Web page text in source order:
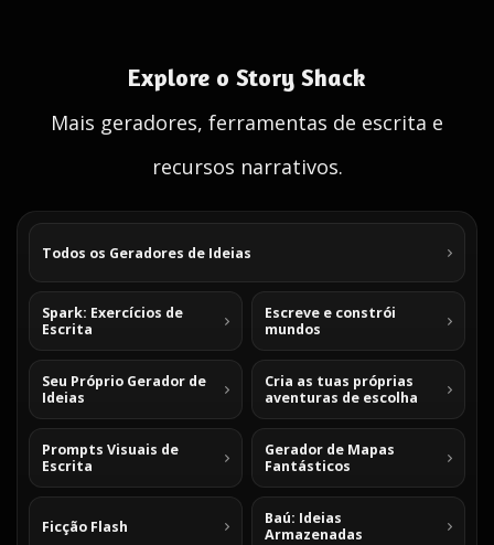
Explore o Story Shack
Mais geradores, ferramentas de escrita e
recursos narrativos.
Todos os Geradores de Ideias
Spark: Exercícios de
Escrita
Escreve e constrói
mundos
Seu Próprio Gerador de
Ideias
Cria as tuas próprias
aventuras de escolha
Prompts Visuais de
Escrita
Gerador de Mapas
Fantásticos
Ficção Flash
Baú: Ideias
Armazenadas